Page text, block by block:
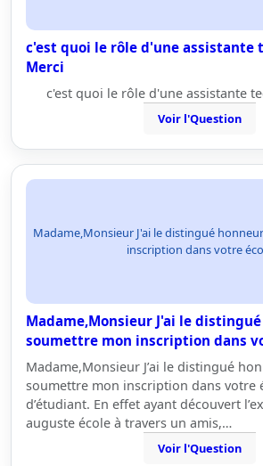
c'est quoi le rôle d'une assistante
Merci
c'est quoi le rôle d'une assistante
Voir l'Question
Madame,Monsieur J'ai le distingué
inscription dans votre
Madame,Monsieur J'ai le
soumettre mon inscription dans
Madame,Monsieur J’ai le distingué
soumettre mon inscription dans votre
d’étudiant. En effet ayant découvert
auguste école à travers un amis,…
Voir l'Question